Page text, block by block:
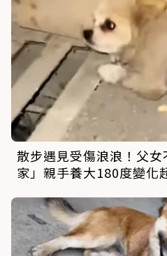
散步遇見受傷浪浪！父
家」親手養大180度變化